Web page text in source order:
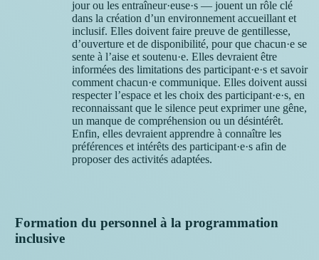
jour ou les entraîneur·euse·s — jouent un rôle clé
dans la création d’un environnement accueillant et
inclusif. Elles doivent faire preuve de gentillesse,
d’ouverture et de disponibilité, pour que chacun·e se
sente à l’aise et soutenu·e. Elles devraient être
informées des limitations des participant·e·s et savoir
comment chacun·e communique. Elles doivent aussi
respecter l’espace et les choix des participant·e·s, en
reconnaissant que le silence peut exprimer une gêne,
un manque de compréhension ou un désintérêt.
Enfin, elles devraient apprendre à connaître les
préférences et intérêts des participant·e·s afin de
proposer des activités adaptées.
Formation du personnel à la programmation
inclusive